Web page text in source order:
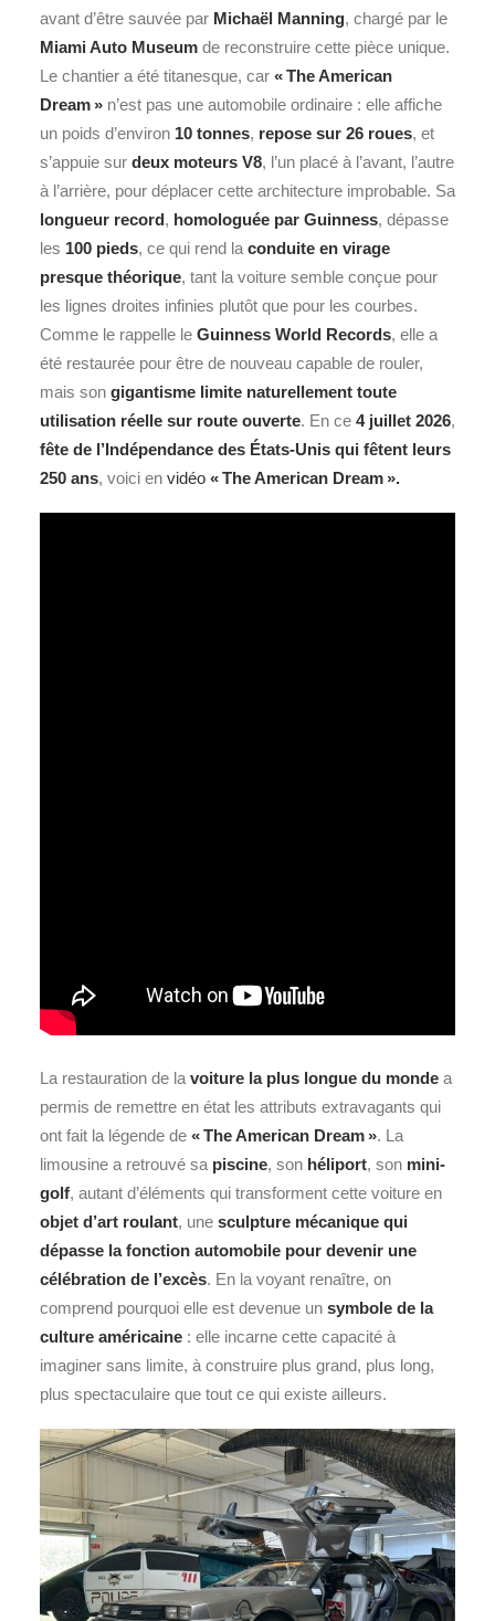
avant d’être sauvée par Michaël Manning, chargé par le
Miami Auto Museum de reconstruire cette pièce unique.
Le chantier a été titanesque, car « The American
Dream » n’est pas une automobile ordinaire : elle affiche
un poids d’environ 10 tonnes, repose sur 26 roues, et
s’appuie sur deux moteurs V8, l’un placé à l’avant, l’autre
à l’arrière, pour déplacer cette architecture improbable. Sa
longueur record, homologuée par Guinness, dépasse
les 100 pieds, ce qui rend la conduite en virage
presque théorique, tant la voiture semble conçue pour
les lignes droites infinies plutôt que pour les courbes.
Comme le rappelle le Guinness World Records, elle a
été restaurée pour être de nouveau capable de rouler,
mais son gigantisme limite naturellement toute
utilisation réelle sur route ouverte. En ce 4 juillet 2026,
fête de l’Indépendance des États-Unis qui fêtent leurs
250 ans, voici en vidéo « The American Dream ».
La restauration de la voiture la plus longue du monde a
permis de remettre en état les attributs extravagants qui
ont fait la légende de « The American Dream ». La
limousine a retrouvé sa piscine, son héliport, son mini-
golf, autant d’éléments qui transforment cette voiture en
objet d’art roulant, une sculpture mécanique qui
dépasse la fonction automobile pour devenir une
célébration de l’excès. En la voyant renaître, on
comprend pourquoi elle est devenue un symbole de la
culture américaine : elle incarne cette capacité à
imaginer sans limite, à construire plus grand, plus long,
plus spectaculaire que tout ce qui existe ailleurs.